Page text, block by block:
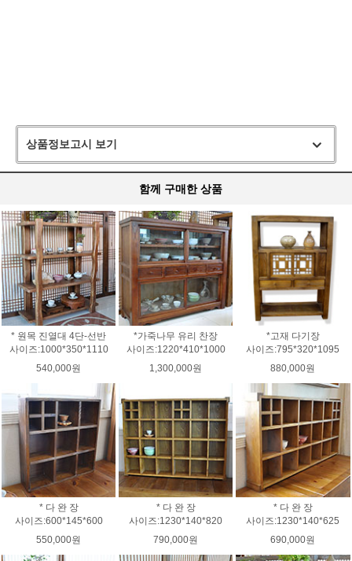
상품정보고시 보기
함께 구매한 상품
* 원목 진열대 4단-선반
사이즈:1000*350*1110
540,000원
*가죽나무 유리 찬장
사이즈:1220*410*1000
1,300,000원
*고재 다기장
사이즈:795*320*1095
880,000원
* 다 완 장
사이즈:600*145*600
550,000원
* 다 완 장
사이즈:1230*140*820
790,000원
* 다 완 장
사이즈:1230*140*625
690,000원